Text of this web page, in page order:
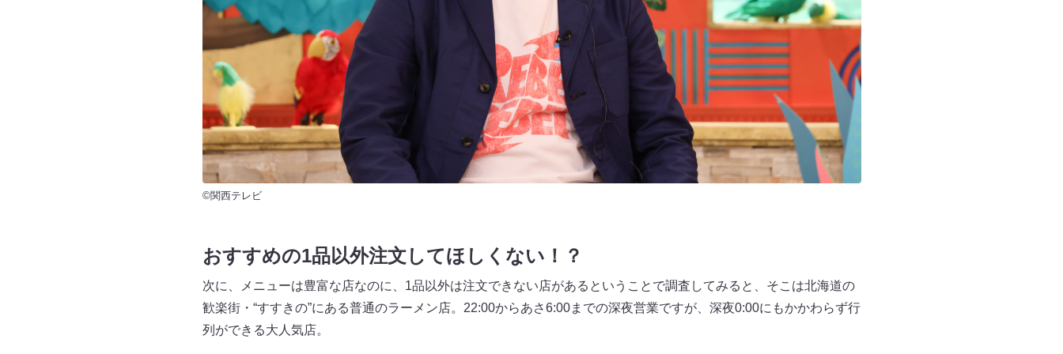
©関西テレビ
おすすめの1品以外注文してほしくない！？
次に、メニューは豊富な店なのに、1品以外は注文できない店があるということで調査してみると、そこは北海道の
歓楽街・“すすきの”にある普通のラーメン店。22:00からあさ6:00までの深夜営業ですが、深夜0:00にもかかわらず行
列ができる大人気店。